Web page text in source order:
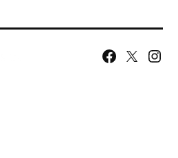
Facebook
X